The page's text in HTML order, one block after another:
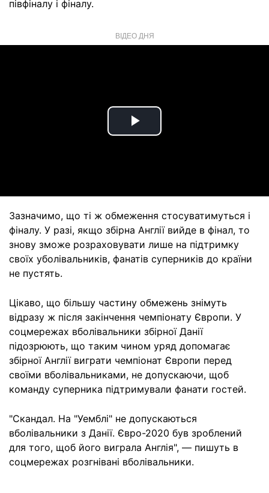
півфіналу і фіналу.
ВІДЕО ДНЯ
Play
Зазначимо, що ті ж обмеження стосуватимуться і
фіналу. У разі, якщо збірна Англії вийде в фінал, то
знову зможе розраховувати лише на підтримку
своїх уболівальників, фанатів суперників до країни
не пустять.
Цікаво, що більшу частину обмежень знімуть
відразу ж після закінчення чемпіонату Європи. У
соцмережах вболівальники збірної Данії
підозрюють, що таким чином уряд допомагає
збірної Англії виграти чемпіонат Європи перед
своїми вболівальниками, не допускаючи, щоб
команду суперника підтримували фанати гостей.
"Скандал. На "Уемблі" не допускаються
вболівальники з Данії. Євро-2020 був зроблений
для того, щоб його виграла Англія", — пишуть в
соцмережах розгнівані вболівальники.